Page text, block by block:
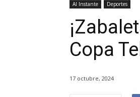
Al Instante Deportes
Copa
17 octubre, 2024